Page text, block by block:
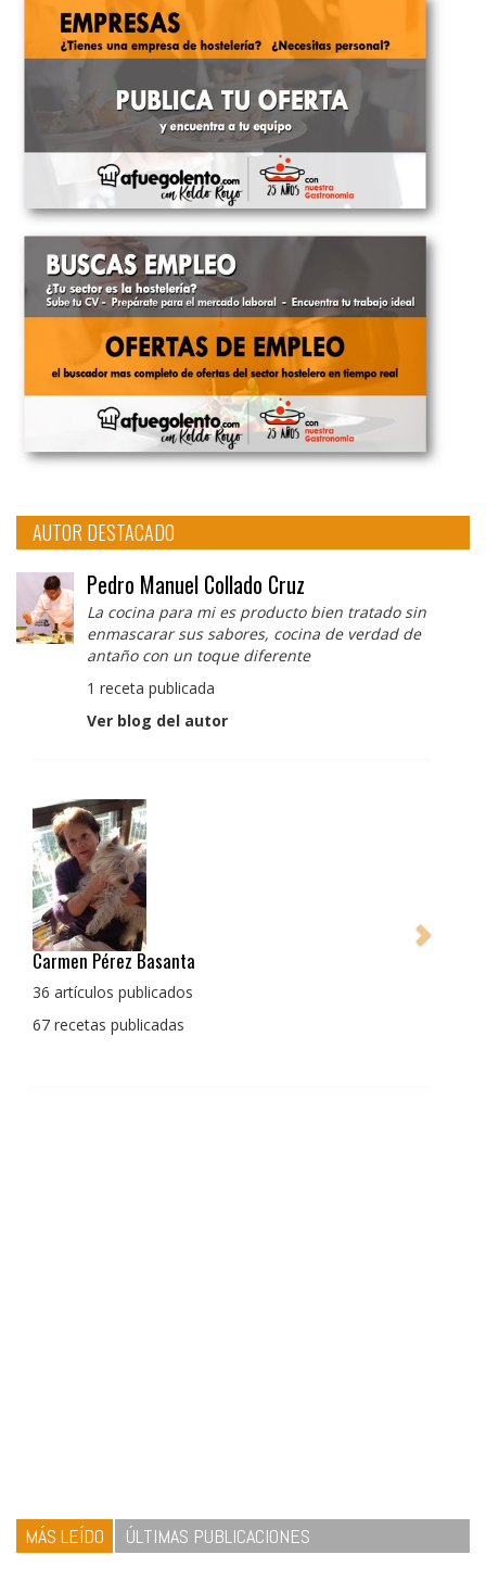
AUTOR DESTACADO
Pedro Manuel Collado Cruz
La cocina para mi es producto bien tratado sin
enmascarar sus sabores, cocina de verdad de
antaño con un toque diferente
1 receta publicada
Ver blog del autor
Pedro Manuel Collado Cruz
La cocina para mi es producto bien tratado sin
con un toque diferente